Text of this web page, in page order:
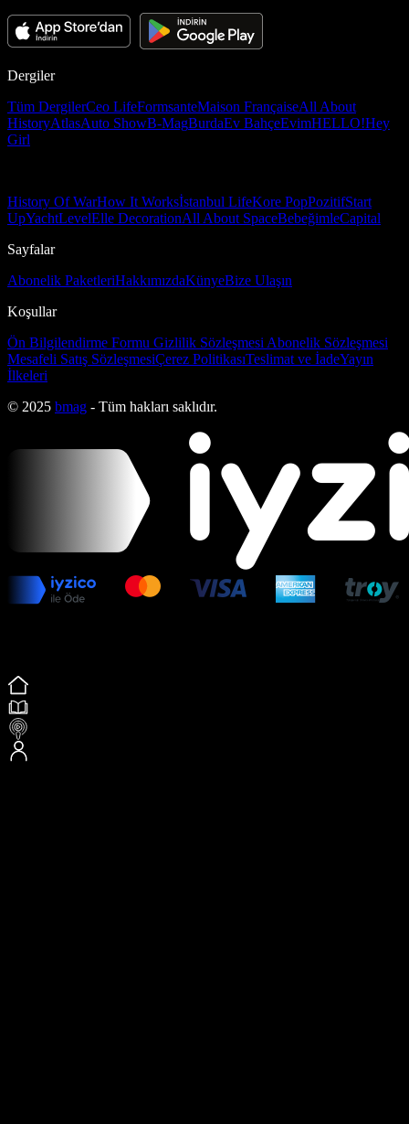
Dergiler
Tüm DergilerCeo LifeFormsanteMaison FrançaiseAll About
HistoryAtlasAuto ShowB-MagBurdaEv BahçeEvimHELLO!Hey
Girl
History Of WarHow It Worksİstanbul LifeKore PopPozitifStart
UpYachtLevelElle DecorationAll About SpaceBebeğimleCapital
Sayfalar
Abonelik PaketleriHakkımızdaKünyeBize Ulaşın
Koşullar
Ön Bilgilendirme Formu Gizlilik Sözleşmesi Abonelik Sözleşmesi
Mesafeli Satış SözleşmesiÇerez PolitikasıTeslimat ve İadeYayın
İlkeleri
© 2025 bmag - Tüm hakları saklıdır.